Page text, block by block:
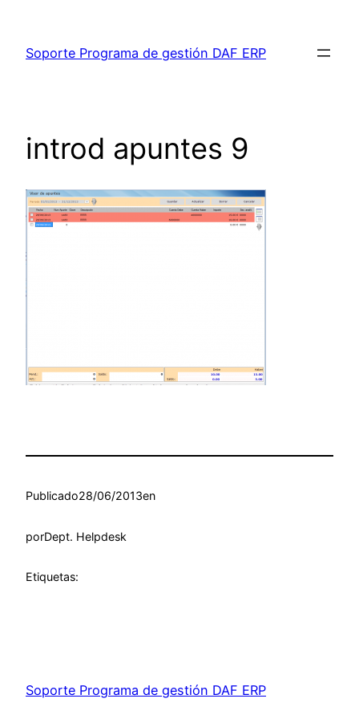
contenido
Soporte Programa de gestión DAF ERP
introd apuntes 9
Publicado28/06/2013en
porDept. Helpdesk
Etiquetas:
Soporte Programa de gestión DAF ERP